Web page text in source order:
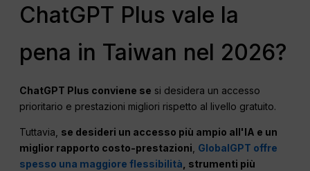
ChatGPT Plus vale la
pena in Taiwan nel 2026?
ChatGPT Plus conviene se si desidera un accesso
prioritario e prestazioni migliori rispetto al livello gratuito.
Tuttavia, se desideri un accesso più ampio all'IA e un
miglior rapporto costo-prestazioni GlobalGPT offre
spesso una maggiore flessibilità , strumenti più